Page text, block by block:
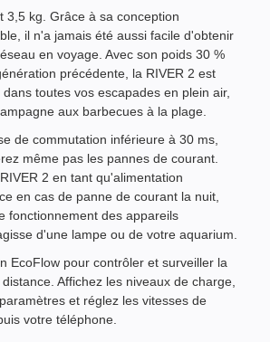
3,5 kg. Grâce à sa conception
il n'a jamais été aussi facile d'obtenir
en voyage. Avec son poids 30 %
précédente, la RIVER 2 est
toutes vos escapades en plein air,
aux barbecues à la plage.
de commutation inférieure à 30 ms,
même pas les pannes de courant.
2 en tant qu'alimentation
en cas de panne de courant la nuit,
fonctionnement des appareils
d'une lampe ou de votre aquarium.
EcoFlow pour contrôler et surveiller la
Affichez les niveaux de charge,
et réglez les vitesses de
votre téléphone.